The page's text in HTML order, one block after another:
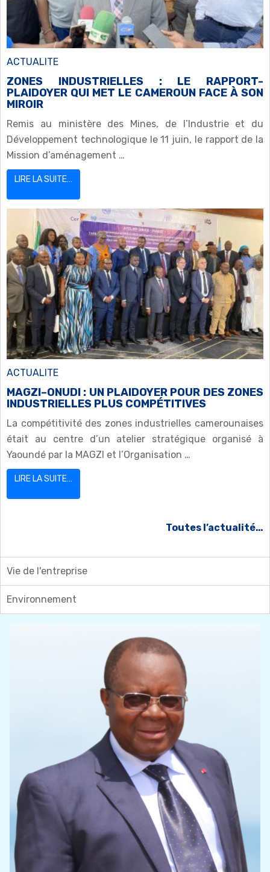
ACTUALITE
ZONES INDUSTRIELLES : LE RAPPORT-
PLAIDOYER QUI MET LE CAMEROUN FACE À SON
MIROIR
Remis au ministère des Mines, de l’Industrie et du
Développement technologique le 11 juin, le rapport de la
Mission d’aménagement …
LIRE LA SUITE…
ACTUALITE
MAGZI–ONUDI : UN PLAIDOYER POUR DES ZONES
INDUSTRIELLES PLUS COMPÉTITIVES
La compétitivité des zones industrielles camerounaises
était au centre d’un atelier stratégique organisé à
Yaoundé par la MAGZI et l’Organisation …
LIRE LA SUITE…
Toutes l’actualité…
Vie de l'entreprise
Environnement